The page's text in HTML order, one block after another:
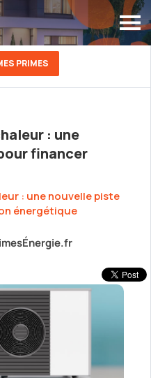
PRIMES
: une
financer
: une nouvelle piste
énergétique